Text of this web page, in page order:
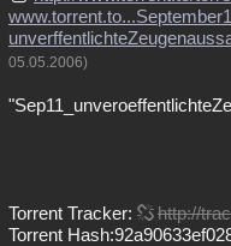
05.05.2006)
Torrent Tracker:
http://
Torrent